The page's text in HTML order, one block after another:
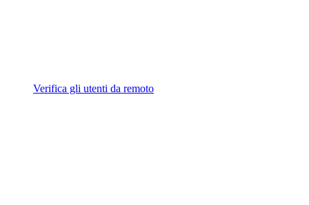
Verifica gli utenti da remoto